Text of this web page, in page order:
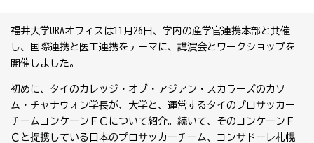
福井大学URAオフィスは11月26日、学内の産学官連携本部と共催
し、国際連携と医工連携をテーマに、講演会とワークショップを
開催しました。
初めに、タイのカレッジ・オブ・アジアン・スカラーズのカソ
ム・チャナウォン学長が、大学と、運営するタイのプロサッカー
チームコンケーンＦＣについて紹介。続いて、そのコンケーンＦ
Ｃと提携している日本のプロサッカーチーム、コンサドーレ札幌